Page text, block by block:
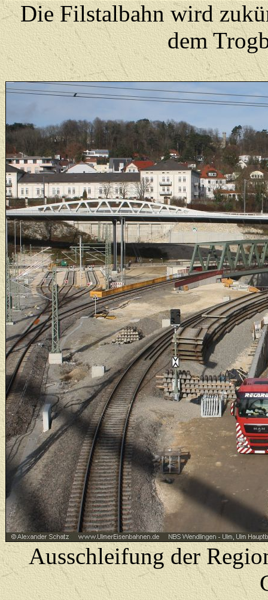
Die Filstalbahn wird
dem
Ausschleifung der